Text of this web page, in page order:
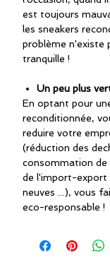
est toujours
les sneakers
problème n'existe
tranquille !
Un peu plus
En optant pour
reconditionnée,
reduire votre
(réduction des
consommation de
de l'import-export
neuves ...), vous
eco-responsable !